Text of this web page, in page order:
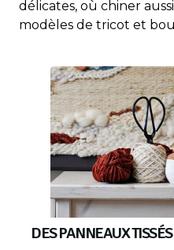
délicates, où chiner
modèles de tricot et
DES PANNEAUX TISSÉS